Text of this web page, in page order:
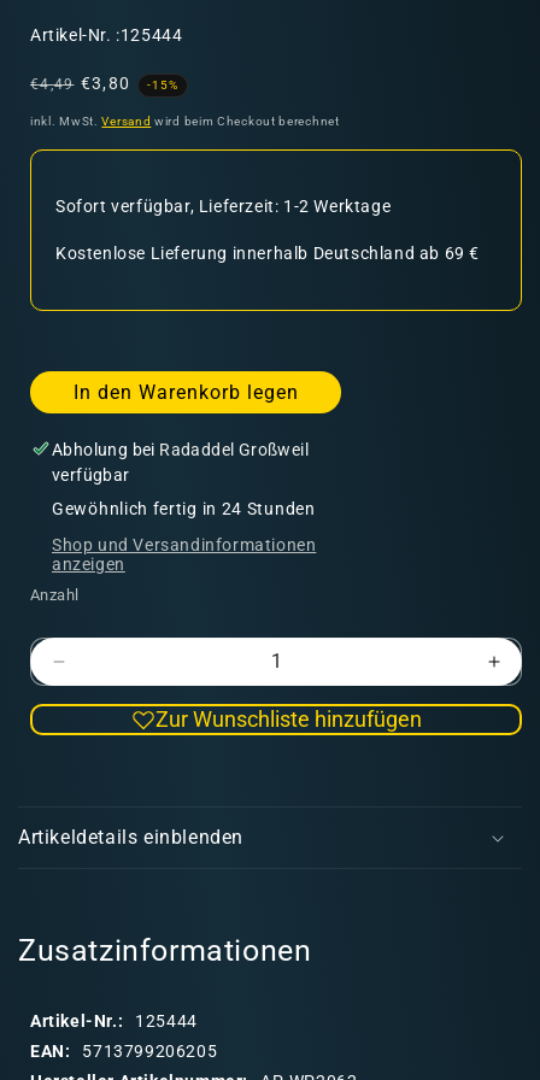
SKU:
Artikel-Nr. :125444
Normaler
Preis
€4,49 Verkaufspreis
€3,80 -15%
inkl. MwSt.Versand wird beim Checkout berechnet
Sofort verfügbar, Lieferzeit: 1-2 Werktage
Kostenlose Lieferung innerhalb Deutschland ab 69 €
In den Warenkorb legen
Abholung bei Radaddel Großweil
verfügbar
Gewöhnlich fertig in 24 Stunden
Shop und Versandinformationen
anzeigen
Anzahl
Speedpaint
(46)
(46)
Zur Wunschliste hinzufügen
n
a
b
Artikeldetails einblenden
Zusatzinformationen
Artikel-Nr.:
125444
EAN:
5713799206205